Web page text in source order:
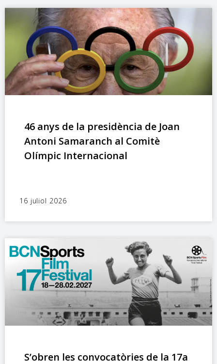
46 anys de la presidència de Joan
Antoni Samaranch al Comitè
Olímpic Internacional
16 juliol 2026
S’obren les convocatòries de la 17a